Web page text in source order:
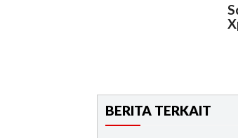
BERITA TERKAIT